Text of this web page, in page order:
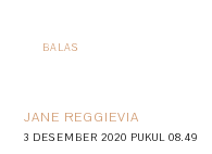
BALAS
JANE REGGIEVIA
3 DESEMBER 2020 PUKUL 08.49